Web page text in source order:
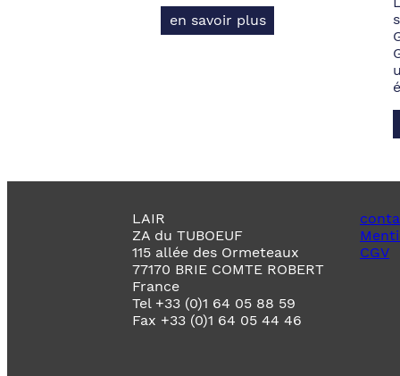
en savoir plus
LAIR
ZA du TUBOEUF
115 allée des Ormeteaux
77170 BRIE COMTE ROBERT
France
Tel +33 (0)1 64 05 88 59
Fax +33 (0)1 64 05 44 46
CGV